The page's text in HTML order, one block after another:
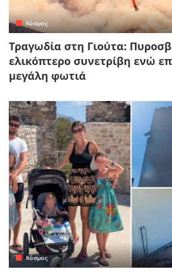
Κόσμος
Τραγωδία στη Γιούτα:
ελικόπτερο συνετρίβη ενώ
μεγάλη φωτιά
Κόσμος